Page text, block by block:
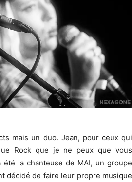
mais un duo. Jean, pour ceux qui
Rock que je ne peux que vous
la chanteuse de MAI, un groupe
décidé de faire leur propre musique